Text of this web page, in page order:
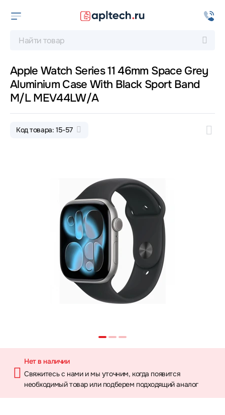
Apple Watch Series 11 46mm Space Grey
Aluminium Case With Black Sport Band
M/L MEV44LW/A
Код товара: 15-57
Нет в наличии
Свяжитесь с нами и мы уточним, когда появится
необходимый товар или подберем подходящий аналог